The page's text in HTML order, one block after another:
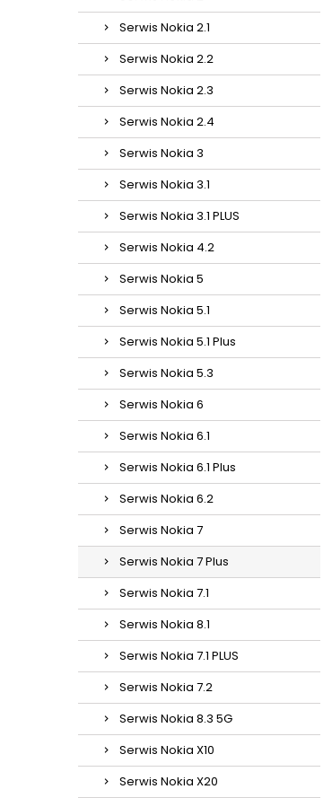
Serwis Nokia 2.1
Serwis Nokia 2.2
Serwis Nokia 2.3
Serwis Nokia 2.4
Serwis Nokia 3
Serwis Nokia 3.1
Serwis Nokia 3.1 PLUS
Serwis Nokia 4.2
Serwis Nokia 5
Serwis Nokia 5.1
Serwis Nokia 5.1 Plus
Serwis Nokia 5.3
Serwis Nokia 6
Serwis Nokia 6.1
Serwis Nokia 6.1 Plus
Serwis Nokia 6.2
Serwis Nokia 7
Serwis Nokia 7 Plus
Serwis Nokia 7.1
Serwis Nokia 8.1
Serwis Nokia 7.1 PLUS
Serwis Nokia 7.2
Serwis Nokia 8.3 5G
Serwis Nokia X10
Serwis Nokia X20